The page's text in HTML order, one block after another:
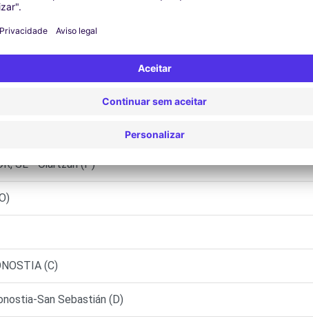
(D)
SL - Oiartzun (P)
(C)
San Sebastián (D)